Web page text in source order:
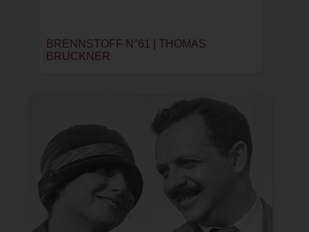
BRENNSTOFF N°61 | THOMAS
BRUCKNER